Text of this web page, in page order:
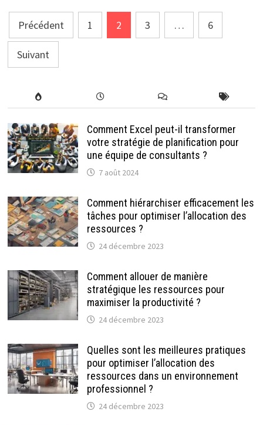
Navigation
des
articles
Précédent 1 2 3 … 6
Suivant
Comment Excel peut-il transformer
votre stratégie de planification pour
une équipe de consultants ?
7 août 2024
Comment hiérarchiser efficacement les
tâches pour optimiser l’allocation des
ressources ?
24 décembre 2023
Comment allouer de manière
stratégique les ressources pour
maximiser la productivité ?
24 décembre 2023
Quelles sont les meilleures pratiques
pour optimiser l’allocation des
ressources dans un environnement
professionnel ?
24 décembre 2023